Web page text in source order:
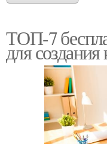
ТОП-7
для создания